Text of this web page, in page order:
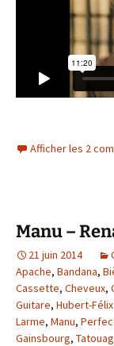
Afficher les 2
Manu –
21 juin 2014
Apache, Bandana,
Cassette, Cheveux,
Guitare, Hubert-
Larme, Manu,
Gainsbourg,